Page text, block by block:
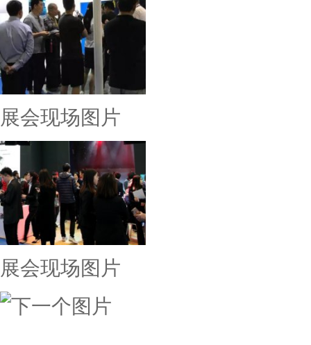
展会现场图片
展会现场图片